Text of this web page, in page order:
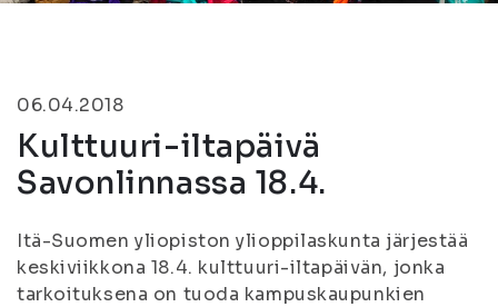
06.04.2018
Kulttuuri-iltapäivä
Savonlinnassa 18.4.
Itä-Suomen yliopiston ylioppilaskunta järjestää
keskiviikkona 18.4. kulttuuri-iltapäivän, jonka
tarkoituksena on tuoda kampuskaupunkien